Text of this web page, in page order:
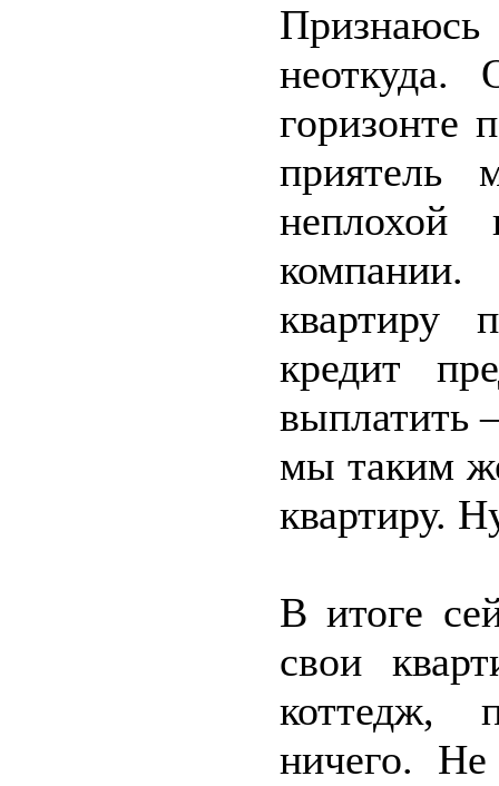
неоткуда.
горизонте
приятель
неплохой
квартиру
кредит
выплатить
мы таким
квартиру.
В итоге
свои
коттедж,
ничего.